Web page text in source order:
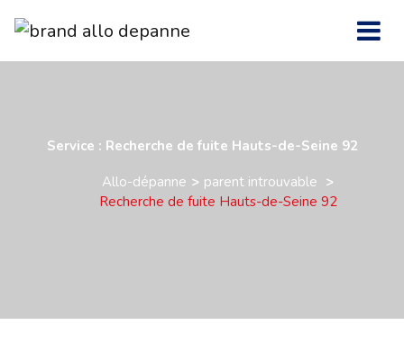
Service : Recherche de fuite Hauts-de-Seine 92
Allo-dépanne
parent introuvable
Recherche de fuite Hauts-de-Seine 92